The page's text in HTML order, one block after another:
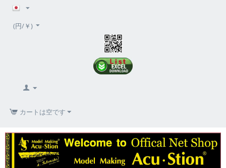
(円/￥)
カートは空です